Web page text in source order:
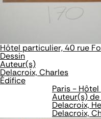
Hôtel particulier, 40 rue
Dessin
Auteur(s)
Delacroix, Charles
Édifice
Paris -
Auteur(s)
Delacroix,
Delacroix,